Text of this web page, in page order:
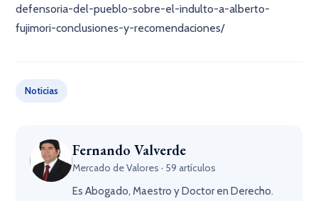
defensoria-del-pueblo-sobre-el-indulto-a-alberto-
fujimori-conclusiones-y-recomendaciones/
Noticias
Fernando Valverde
Mercado de Valores · 59 artículos
Es Abogado, Maestro y Doctor en Derecho.